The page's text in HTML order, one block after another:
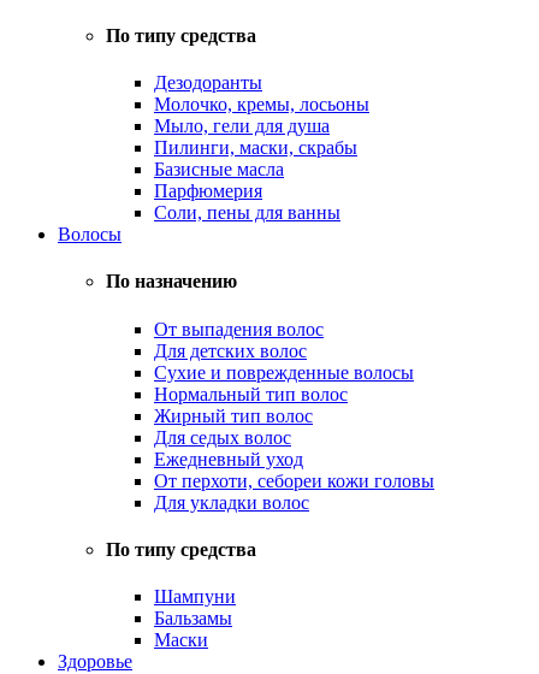
По типу средства
Дезодоранты
Молочко, кремы, лосьоны
Мыло, гели для душа
Пилинги, маски, скрабы
Базисные масла
Парфюмерия
Соли, пены для ванны
Волосы
По назначению
От выпадения волос
Для детских волос
Сухие и поврежденные волосы
Нормальный тип волос
Жирный тип волос
Для седых волос
Ежедневный уход
От перхоти, себореи кожи головы
Для укладки волос
По типу средства
Шампуни
Бальзамы
Маски
Здоровье